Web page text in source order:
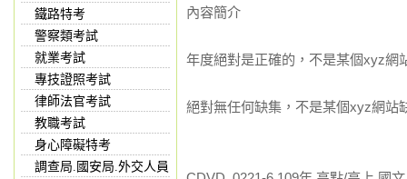
鐵路特考
警察類考試
就業考試
專技證照考試
律師法官考試
教職考試
身心障礙特考
調查局.國安局.外交人員
內容簡介
年度絕對是正確的，不是某個xyz網
絕對無任何缺集，不是某個xyz網站